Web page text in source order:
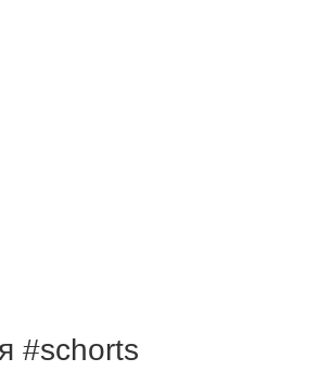
#schorts